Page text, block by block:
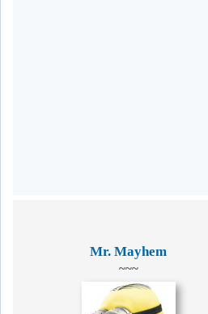
Mr. Mayhem
~~~